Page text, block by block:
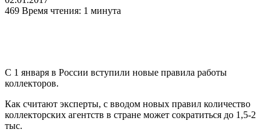
469 Время чтения: 1 минута
С 1 января в России вступили новые правила работы
коллекторов.
Как считают эксперты, с вводом новых правил количество
коллекторских агентств в стране может сократиться до 1,5-2
тыс.